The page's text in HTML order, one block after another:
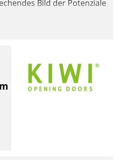
Bild der Potenziale